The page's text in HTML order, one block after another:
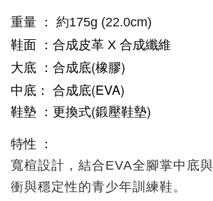
重量 ： 約175g (22.0cm)
鞋面 ：合成皮革 X 合成纖維
大底 ： 合成底(橡膠)
中底： 合成底(EVA)
鞋墊 ： 更換式(鍛壓鞋墊)
特性 ：
寬楦設計，結合EVA全腳掌中底
衝與穩定性的青少年訓練鞋。